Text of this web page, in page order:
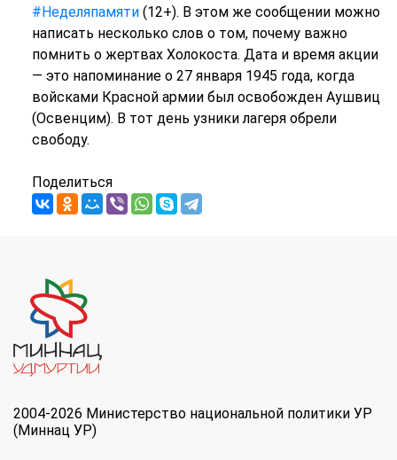
#Неделяпамяти(12+). В этом же сообщении можно
написать несколько слов о том, почему важно
помнить о жертвах Холокоста. Дата и время акции
— это напоминание о 27 января 1945 года, когда
войсками Красной армии был освобожден Аушвиц
(Освенцим). В тот день узники лагеря обрели
свободу.
Поделиться
2004-2026 Министерство национальной политики УР
(Миннац УР)